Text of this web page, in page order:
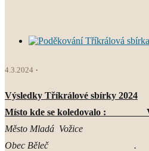
4.3.2024
Výsledky Tříkrálové sbírky 2024
Místo kde se koledovalo :
Město Mladá Vožice
Obec Běleč .